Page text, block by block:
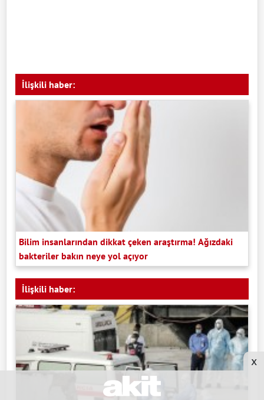
İlişkili haber:
Bilim insanlarından dikkat çeken araştırma! Ağızdaki
bakteriler bakın neye yol açıyor
İlişkili haber:
x